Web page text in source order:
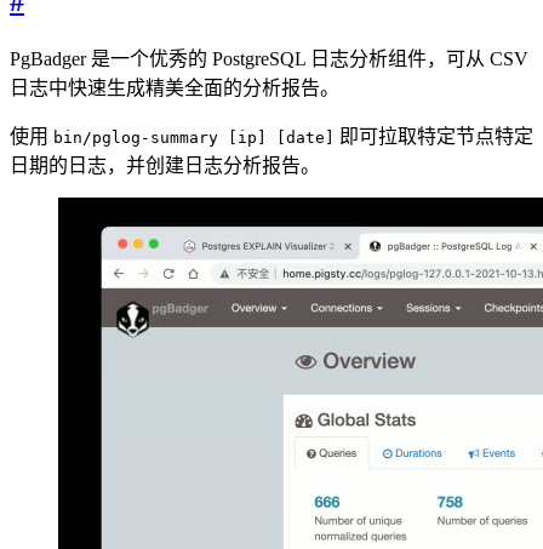
PgBadger 是一个优秀的 PostgreSQL 日志分析组件，可从 CSV
日志中快速生成精美全面的分析报告。
使用 bin/pglog-summary [ip] [date]
即可拉取特定节点特定
日期的日志，并创建日志分析报告。